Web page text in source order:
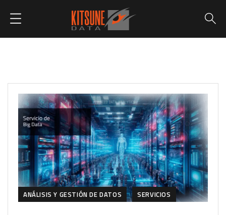
ANÁLISIS Y GESTIÓN DE DATOS SERVICIOS